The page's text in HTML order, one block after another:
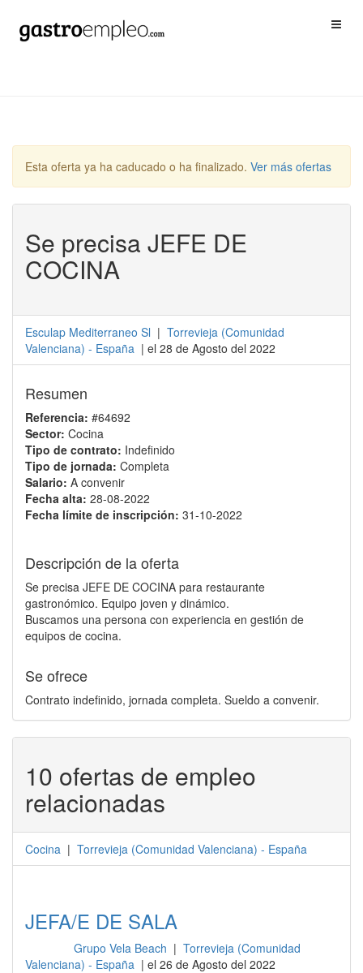
Esta oferta ya ha caducado o ha finalizado. Ver más ofertas
Se precisa JEFE DE
COCINA
Esculap Mediterraneo Sl | Torrevieja (Comunidad
Valenciana) - España | el 28 de Agosto del 2022
Resumen
Referencia: #64692
Sector: Cocina
Tipo de contrato: Indefinido
Tipo de jornada: Completa
Salario: A convenir
Fecha alta: 28-08-2022
Fecha límite de inscripción: 31-10-2022
Descripción de la oferta
Se precisa JEFE DE COCINA para restaurante
gastronómico. Equipo joven y dinámico.
Buscamos una persona con experiencia en gestión de
equipos de cocina.
Se ofrece
Contrato indefinido, jornada completa. Sueldo a convenir.
10 ofertas de empleo
relacionadas
Cocina | Torrevieja (Comunidad Valenciana) - España
JEFA/E DE SALA
Grupo Vela Beach | Torrevieja (Comunidad
Valenciana) - España | el 26 de Agosto del 2022